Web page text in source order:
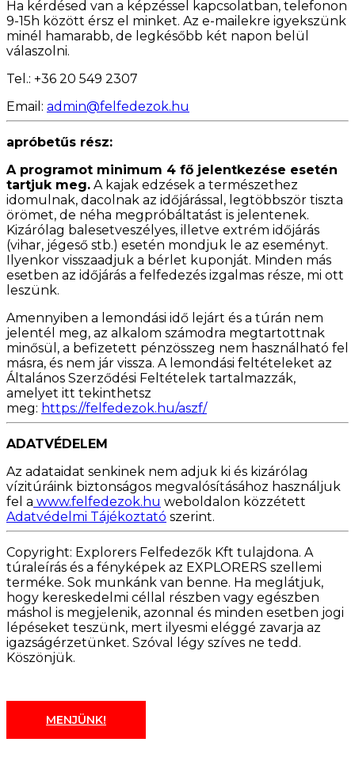
Ha kérdésed van a képzéssel kapcsolatban, telefonon
9-15h között érsz el minket. Az e-mailekre igyekszünk
minél hamarabb, de legkésőbb két napon belül
válaszolni.
Tel.: +36 20 549 2307
Email: admin@felfedezok.hu
apróbetűs rész:
A programot minimum 4 fő jelentkezése esetén
tartjuk meg. A kajak edzések a természethez
idomulnak, dacolnak az időjárással, legtöbbször tiszta
örömet, de néha megpróbáltatást is jelentenek.
Kizárólag balesetveszélyes, illetve extrém időjárás
(vihar, jégeső stb.) esetén mondjuk le az eseményt.
Ilyenkor visszaadjuk a bérlet kuponját. Minden más
esetben az időjárás a felfedezés izgalmas része, mi ott
leszünk.
Amennyiben a lemondási idő lejárt és a túrán nem
jelentél meg, az alkalom számodra megtartottnak
minősül, a befizetett pénzösszeg nem használható fel
másra, és nem jár vissza. A lemondási feltételeket az
Általános Szerződési Feltételek tartalmazzák,
amelyet itt tekinthetsz
meg: https://felfedezok.hu/aszf/
ADATVÉDELEM
Az adataidat senkinek nem adjuk ki és kizárólag
vízitúráink biztonságos megvalósításához használjuk
fel a www.felfedezok.hu weboldalon közzétett
Adatvédelmi Tájékoztató szerint.
Copyright: Explorers Felfedezők Kft tulajdona. A
túraleírás és a fényképek az EXPLORERS szellemi
terméke. Sok munkánk van benne. Ha meglátjuk,
hogy kereskedelmi céllal részben vagy egészben
máshol is megjelenik, azonnal és minden esetben jogi
lépéseket teszünk, mert ilyesmi eléggé zavarja az
igazságérzetünket. Szóval légy szíves ne tedd.
Köszönjük.
MENJÜNK!